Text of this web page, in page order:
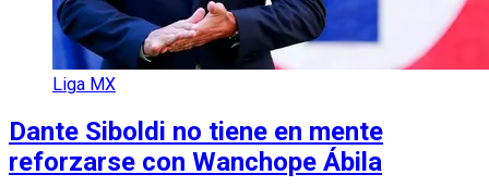
Liga MX
Dante Siboldi no tiene en mente
reforzarse con Wanchope Ábila